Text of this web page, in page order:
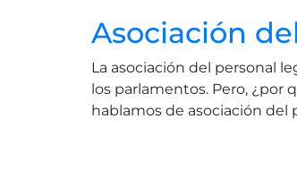
Asociación
La asociación del personal
los parlamentos. Pero, ¿por
hablamos de asociación del